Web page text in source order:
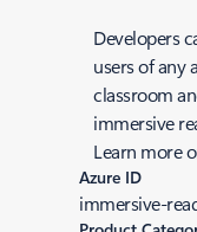
Developers
users of any
classroom
immersive
Learn more
Azure ID
immersive-